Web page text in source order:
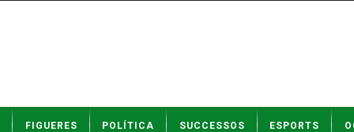
FIGUERES POLÍTICA SUCCESSOS ESPORTS